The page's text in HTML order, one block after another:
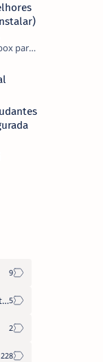
para
agentes autónomos